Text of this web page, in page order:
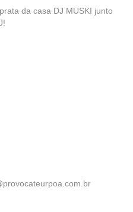
da casa DJ MUSKI junto